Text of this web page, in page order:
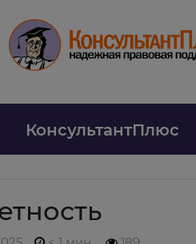
КонсультантПлюс